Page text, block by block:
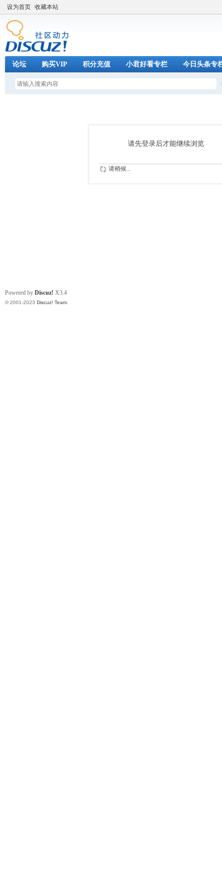
设为首页 收藏本站
论坛 购买VIP 积分充值 小君好看专栏 今日头条专
请先登录后才能继续浏览
请稍候...
Powered by Discuz! X3.4
© 2001-2023 Discuz! Team